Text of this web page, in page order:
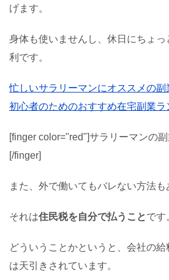
げます。
身体も使いませんし、休日にちょ
利です。
忙しいサラリーマンにオススメの副
初心者のためのおすすめ在宅副業ラ
[finger color="red"]サラリーマンの
[/finger]
また、外で働いてもバレない方法も
それは住民税を自分で払うことです
どういうことかというと、会社の
は天引きされています。